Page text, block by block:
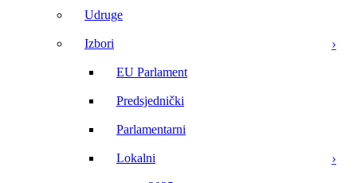
Udruge
Izbori
EU Parlament
Predsjednički
Parlamentarni
Lokalni